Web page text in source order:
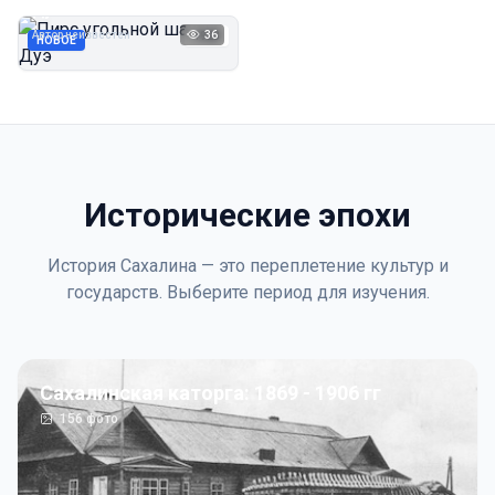
НОВОЕ 1923
Автор неизвестен 36
Исторические эпохи
История Сахалина — это переплетение культур и
государств. Выберите период для изучения.
Сахалинская каторга: 1869 - 1906 гг
156фото